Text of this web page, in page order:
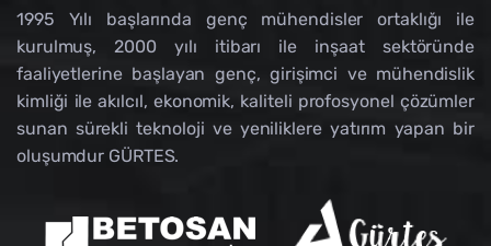
1995 Yılı başlarında genç mühendisler ortaklığı ile
kurulmuş, 2000 yılı itibarı ile inşaat sektöründe
faaliyetlerine başlayan genç, girişimci ve mühendislik
kimliği ile akılcıl, ekonomik, kaliteli profosyonel çözümler
sunan sürekli teknoloji ve yeniliklere yatırım yapan bir
oluşumdur GÜRTES.